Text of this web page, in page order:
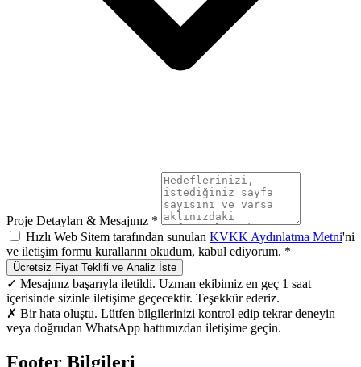
Proje Detayları & Mesajınız *
Hızlı Web Sitem tarafından sunulan KVKK Aydınlatma Metni'ni
ve iletişim formu kurallarını okudum, kabul ediyorum. *
Ücretsiz Fiyat Teklifi ve Analiz İste
✓ Mesajınız başarıyla iletildi. Uzman ekibimiz en geç 1 saat
içerisinde sizinle iletişime geçecektir. Teşekkür ederiz.
✗ Bir hata oluştu. Lütfen bilgilerinizi kontrol edip tekrar deneyin
veya doğrudan WhatsApp hattımızdan iletişime geçin.
Footer Bilgileri